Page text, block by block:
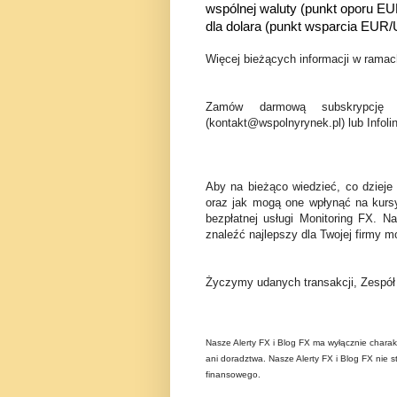
wspólnej waluty (punkt oporu
dla dolara (punkt wsparcia
Więcej bieżących informacji w
Zamów darmową
(kontakt@wspolnyrynek.pl) lub
Aby na bieżąco wiedzieć, co
oraz jak mogą one wpłynąć na
bezpłatnej usługi Monitoring FX.
znaleźć najlepszy dla Twojej firmy
Życzymy udanych transakcji,
Nasze Alerty FX i Blog FX ma wyłącznie
ani doradztwa. Nasze Alerty FX i Blog FX nie
finansowego.